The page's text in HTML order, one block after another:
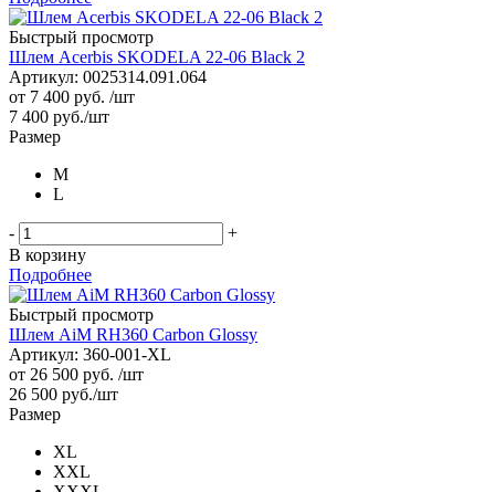
Быстрый просмотр
Шлем Acerbis SKODELA 22-06 Black 2
Артикул: 0025314.091.064
от 7 400 руб. /шт
7 400 руб./шт
Размер
M
L
-
+
В корзину
Подробнее
Быстрый просмотр
Шлем AiM RH360 Carbon Glossy
Артикул: 360-001-XL
от 26 500 руб. /шт
26 500 руб./шт
Размер
XL
XXL